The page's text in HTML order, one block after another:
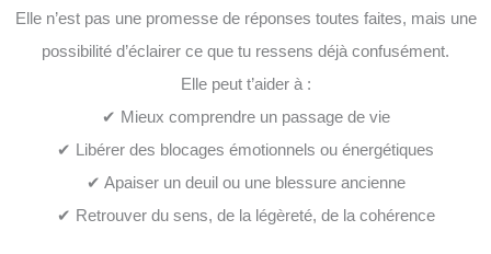
Elle n’est pas une promesse de réponses toutes faites, mais une
possibilité d’éclairer ce que tu ressens déjà confusément.
Elle peut t’aider à :
✔ Mieux comprendre un passage de vie
✔ Libérer des blocages émotionnels ou énergétiques
✔ Apaiser un deuil ou une blessure ancienne
✔ Retrouver du sens, de la légèreté, de la cohérence